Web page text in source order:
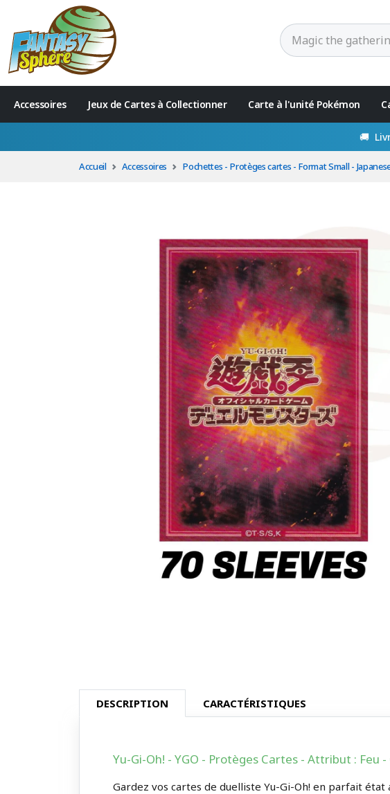
Accessoires Jeux de Cartes à Collectionner Carte à l'unité Pokémon
🚚
Accueil Accessoires Pochettes - Protèges cartes - Format Small -
DESCRIPTION CARACTÉRISTIQUES
Yu-Gi-Oh! - YGO - Protèges Cartes - Attribut : Feu -
Gardez vos cartes de duelliste Yu-Gi-Oh! en parfait